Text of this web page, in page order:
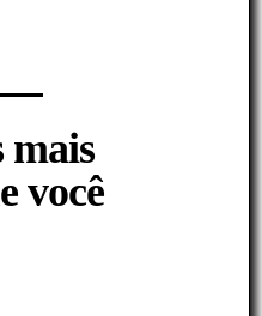
mais
você